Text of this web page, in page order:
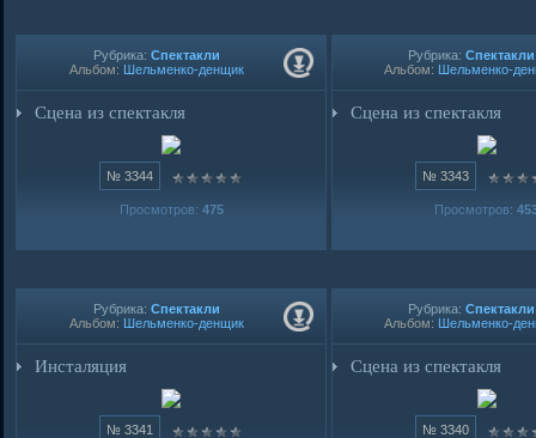
Рубрика: Спектакли
Альбом: Шельменко-денщик
Сцена из спектакля
№ 3344
Просмотров: 475
Рубрика: Спектакли
Альбом: Шельменко-
Сцена из спектакля
№ 3343
Просмотров:
Рубрика: Спектакли
Альбом: Шельменко-денщик
Инсталяция
№ 3341
Рубрика: Спектакли
Альбом: Шельменко-
Сцена из спектакля
№ 3340